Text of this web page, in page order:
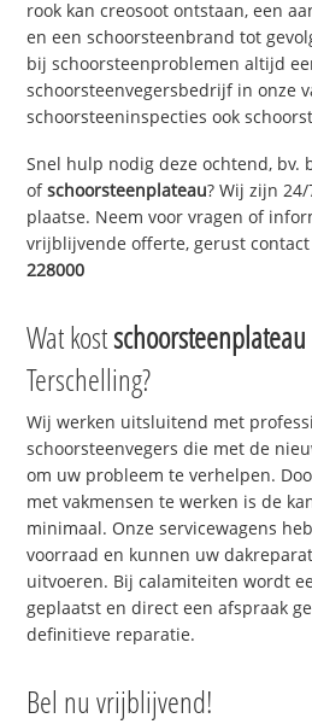
rook kan creosoot ontstaan, een
en een schoorsteenbrand tot
bij schoorsteenproblemen altijd
schoorsteenvegersbedrijf in onze
schoorsteeninspecties ook
Snel hulp nodig deze ochtend, bv.
ofschoorsteenplateau? Wij zijn
plaatse. Neem voor vragen of
vrijblijvende offerte, gerust
228000
Wat kostschoorsteenplateau
Terschelling?
Wij werken uitsluitend met
schoorsteenvegers die met de
om uw probleem te verhelpen.
met vakmensen te werken is de
minimaal. Onze servicewagens
voorraad en kunnen uw
uitvoeren. Bij calamiteiten wordt
geplaatst en direct een afspraak
definitieve reparatie.
Bel nu vrijblijvend!